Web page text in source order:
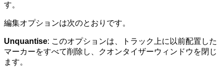
す。
編集オプションは次のとおりです。
Unquantise: このオプションは、トラック上に以前配置した
マーカーをすべて削除し、クオンタイザーウィンドウを閉じ
ます。